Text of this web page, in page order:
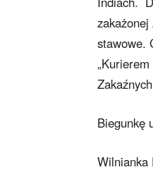
stawowe.
Biegunkę
Wilnianka